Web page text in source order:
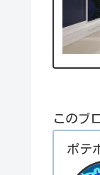
このブ
ポテ